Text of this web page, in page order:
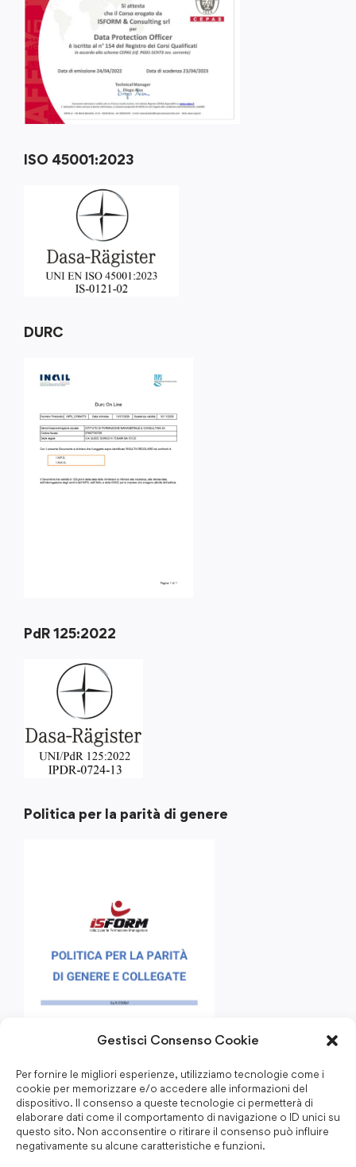
Gestisci Consenso Cookie
Per fornire le migliori esperienze, utilizziamo tecnologie come i
cookie per memorizzare e/o accedere alle informazioni del
dispositivo. Il consenso a queste tecnologie ci permetterà di
elaborare dati come il comportamento di navigazione o ID unici su
questo sito. Non acconsentire o ritirare il consenso può influire
negativamente su alcune caratteristiche e funzioni.
ISO 45001:2023
DURC
PdR 125:2022
Politica per la parità di genere